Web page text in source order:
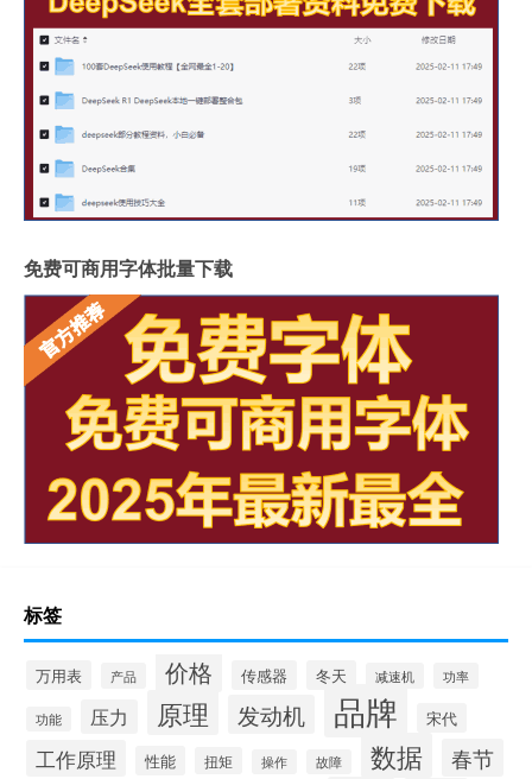
免费可商用字体批量下载
标签
万用表 产品 价格 传感器 冬天 减速机 功率
功能 压力 原理 发动机 品牌 宋代
工作原理 性能 扭矩 操作 故障 数据 春节